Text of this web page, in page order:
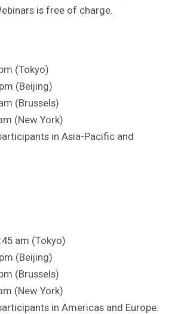
is free of charge.
(Tokyo)
(Beijing)
(Brussels)
(New York)
in Asia-Pacific and
am (Tokyo)
(Beijing)
(Brussels)
(New York)
in Americas and Europe.